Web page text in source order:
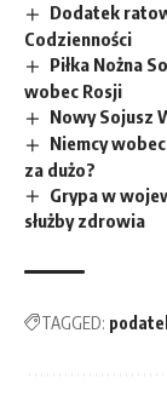
Dodatek
Codzienności
Piłka Nożna
wobec Rosji
Nowy Sojusz
Niemcy
za dużo?
Grypa w
służby zdrowia
TAGGED: